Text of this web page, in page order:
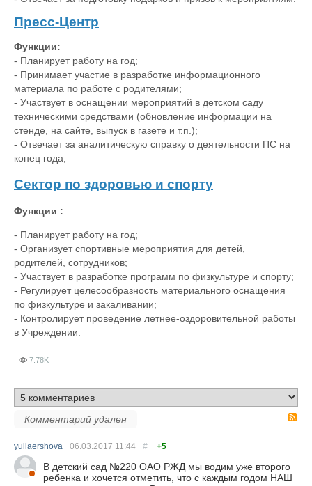
Пресс-Центр
Функции:
- Планирует работу на год;
- Принимает участие в разработке информационного
материала по работе с родителями;
- Участвует в оснащении мероприятий в детском саду
техническими средствами (обновление информации на
стенде, на сайте, выпуск в газете и т.п.);
- Отвечает за аналитическую справку о деятельности ПС на
конец года;
Сектор по здоровью и спорту
Функции :
- Планирует работу на год;
- Организует спортивные мероприятия для детей,
родителей, сотрудников;
- Участвует в разработке программ по физкультуре и спорту;
- Регулирует целесообразность материального оснащения
по физкультуре и закаливании;
- Контролирует проведение летнее-оздоровительной работы
в Учреждении.
7.78K
Комментарий удален
yuliaershova 06.03.2017 11:44 # +5
В детский сад №220 ОАО РЖД мы водим уже второго
ребенка и хочется отметить, что с каждым годом НАШ